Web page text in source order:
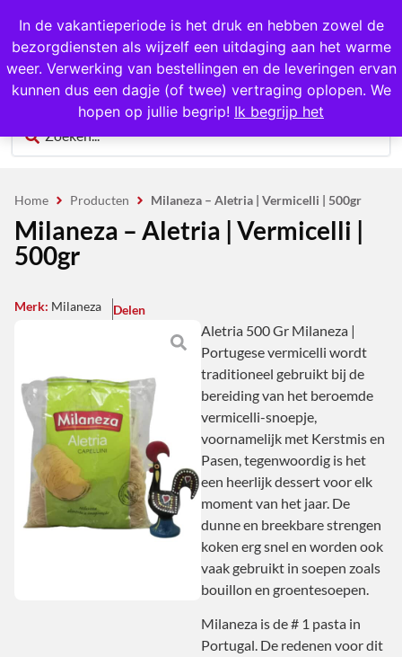
In de vakantieperiode is het druk en hebben zowel de
bezorgdiensten als wijzelf een uitdaging aan het warme
weer. Verwerking van bestellingen en de leveringen ervan
kunnen dus een dagje (of twee) vertraging oplopen. We
hopen op jullie begrip! Ik begrijp het
1000+ producten op voorraad
0
Home Producten Milaneza – Aletria | Vermicelli | 500gr
Milaneza – Aletria | Vermicelli |
500gr
Merk: Milaneza Delen
Aletria 500 Gr Milaneza |
Portugese vermicelli wordt
traditioneel gebruikt bij de
bereiding van het beroemde
vermicelli-snoepje,
voornamelijk met Kerstmis en
Pasen, tegenwoordig is het
een heerlijk dessert voor elk
moment van het jaar. De
dunne en breekbare strengen
koken erg snel en worden ook
vaak gebruikt in soepen zoals
bouillon en groentesoepen.
Milaneza is de # 1 pasta in
Portugal. De redenen voor dit